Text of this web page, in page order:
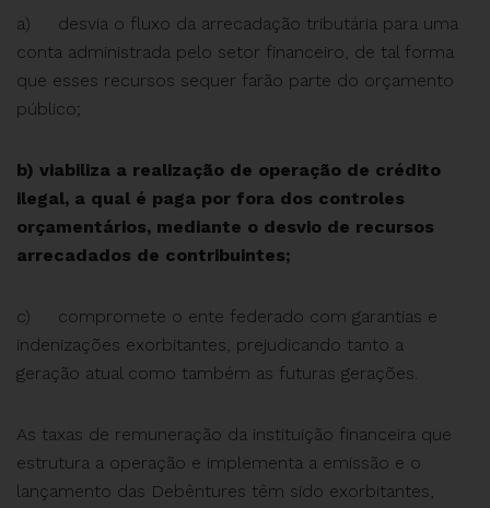
a) desvia o fluxo da arrecadação tributária para uma
conta administrada pelo setor financeiro, de tal forma
que esses recursos sequer farão parte do orçamento
público;
b) viabiliza a realização de operação de crédito
ilegal, a qual é paga por fora dos controles
orçamentários, mediante o desvio de recursos
arrecadados de contribuintes;
c) compromete o ente federado com garantias e
indenizações exorbitantes, prejudicando tanto a
geração atual como também as futuras gerações.
As taxas de remuneração da instituição financeira que
estrutura a operação e implementa a emissão e o
lançamento das Debêntures têm sido exorbitantes,